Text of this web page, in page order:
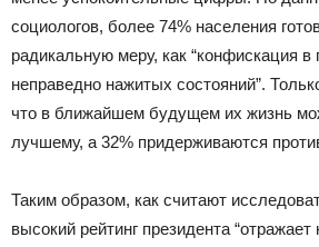
социологов, более 74% населения
радикальную меру, как “конфискация в
неправедно нажитых состояний”.
что в ближайшем будущем их жизнь
лучшему, а 32% придерживаются
Таким образом, как считают
высокий рейтинг президента “отражает